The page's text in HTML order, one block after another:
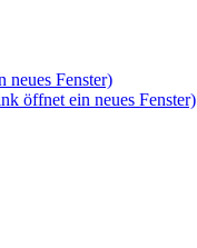
Fenster)
öffnet ein neues Fenster)